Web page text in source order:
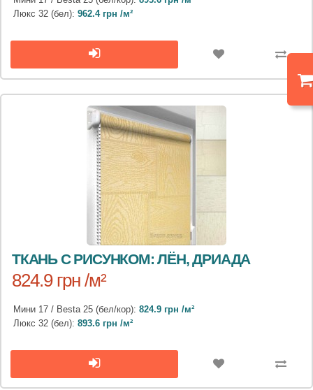
Люкс 32 (бел): 962.4 грн /м²
ТКАНЬ С РИСУНКОМ: ЛЁН, ДРИАДА
824.9 грн /м²
Мини 17 / Besta 25 (бел/кор): 824.9 грн /м²
Люкс 32 (бел): 893.6 грн /м²